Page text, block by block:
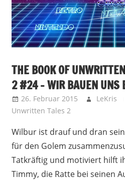
THE BOOK OF
2 #24 – WIR BAUEN UNS
26. Februar 2015 LeKris
Unwritten Tales 2
Wilbur ist drauf und dran
für den Golem
Tatkräftig und motiviert hilft
Timmy, die Ratte bei seinen